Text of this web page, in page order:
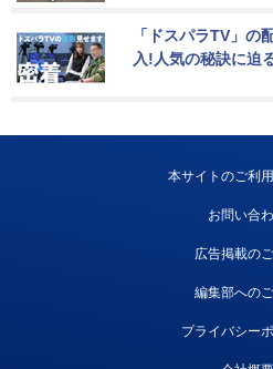
「ドスパラTV」の
入!人気の秘訣に迫
本サイトのご利
お問い合
広告掲載の
編集部への
プライバシー